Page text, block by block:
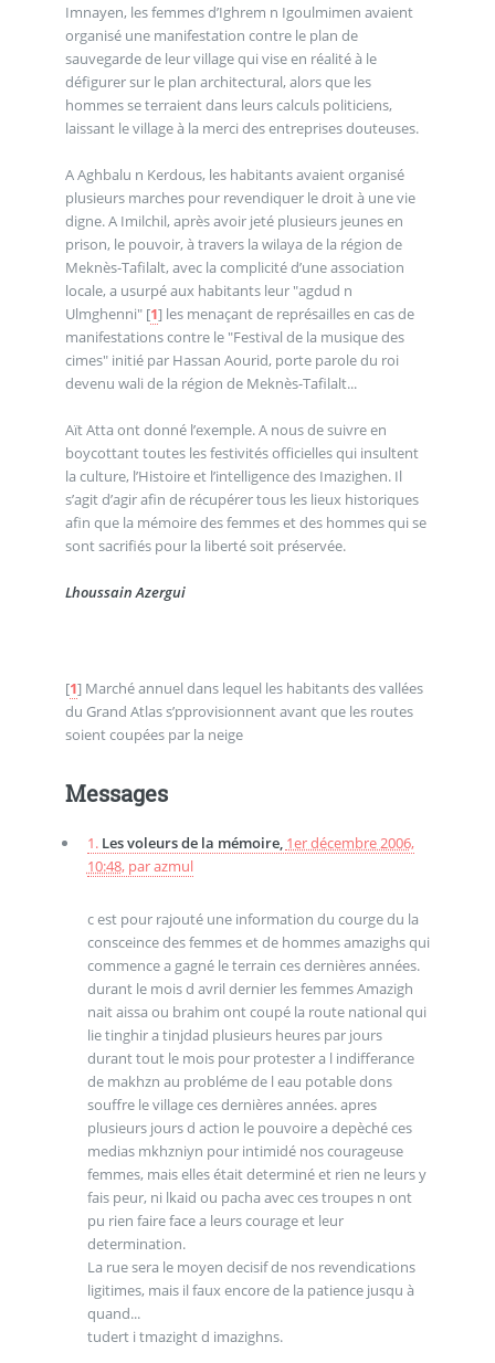
Imnayen, les femmes d’Ighrem n Igoulmimen avaient
organisé une manifestation contre le plan de
sauvegarde de leur village qui vise en réalité à le
défigurer sur le plan architectural, alors que les
hommes se terraient dans leurs calculs politiciens,
laissant le village à la merci des entreprises douteuses.
A Aghbalu n Kerdous, les habitants avaient organisé
plusieurs marches pour revendiquer le droit à une vie
digne. A Imilchil, après avoir jeté plusieurs jeunes en
prison, le pouvoir, à travers la wilaya de la région de
Meknès-Tafilalt, avec la complicité d’une association
locale, a usurpé aux habitants leur "agdud n
Ulmghenni"[1]les menaçant de représailles en cas de
manifestations contre le "Festival de la musique des
cimes" initié par Hassan Aourid, porte parole du roi
devenu wali de la région de Meknès-Tafilalt...
Aït Atta ont donné l’exemple. A nous de suivre en
boycottant toutes les festivités officielles qui insultent
la culture, l’Histoire et l’intelligence des Imazighen. Il
s’agit d’agir afin de récupérer tous les lieux historiques
afin que la mémoire des femmes et des hommes qui se
sont sacrifiés pour la liberté soit préservée.
Lhoussain Azergui
[1] Marché annuel dans lequel les habitants des vallées
du Grand Atlas s’pprovisionnent avant que les routes
soient coupées par la neige
Messages
1. Les voleurs de la mémoire, 1er décembre 2006,
10:48, parazmul
c est pour rajouté une information du courge du la
consceince des femmes et de hommes amazighs qui
commence a gagné le terrain ces dernières années.
durant le mois d avril dernier les femmes Amazigh
nait aissa ou brahim ont coupé la route national qui
lie tinghir a tinjdad plusieurs heures par jours
durant tout le mois pour protester a l indifferance
de makhzn au probléme de l eau potable dons
souffre le village ces dernières années. apres
plusieurs jours d action le pouvoire a depèché ces
medias mkhzniyn pour intimidé nos courageuse
femmes, mais elles était determiné et rien ne leurs y
fais peur, ni lkaid ou pacha avec ces troupes n ont
pu rien faire face a leurs courage et leur
determination.
La rue sera le moyen decisif de nos revendications
ligitimes, mais il faux encore de la patience jusqu à
quand...
tudert i tmazight d imazighns.